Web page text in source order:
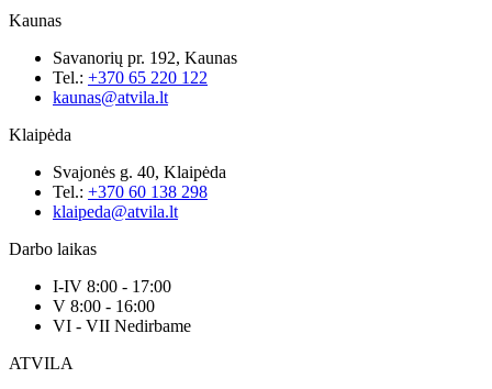
Kaunas
Savanorių pr. 192, Kaunas
Tel.: +370 65 220 122
kaunas@atvila.lt
Klaipėda
Svajonės g. 40, Klaipėda
Tel.: +370 60 138 298
klaipeda@atvila.lt
Darbo laikas
I-IV 8:00 - 17:00
V 8:00 - 16:00
VI - VII Nedirbame
ATVILA